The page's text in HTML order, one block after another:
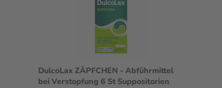
DulcoLax ZÄPFCHEN - Abführmittel
bei Verstopfung 6 St Suppositorien